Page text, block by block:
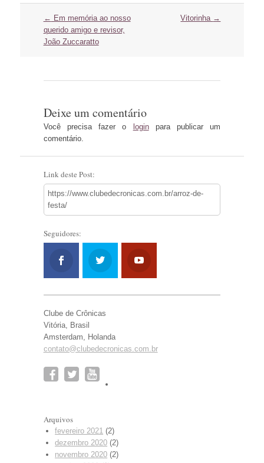
Navegação
do
post
← Em memória ao nosso
querido amigo e revisor,
João Zuccaratto
Vitorinha →
Deixe um comentário
Você precisa fazer o loginpara publicar um
comentário.
Link deste Post:
https://www.clubedecronicas.com.br/arroz-de-
festa/
Seguidores:
Clube de Crônicas
Vitória, Brasil
Amsterdam, Holanda
contato@clubedecronicas.com.br
Arquivos
fevereiro 2021 (2)
dezembro 2020 (2)
novembro 2020 (2)